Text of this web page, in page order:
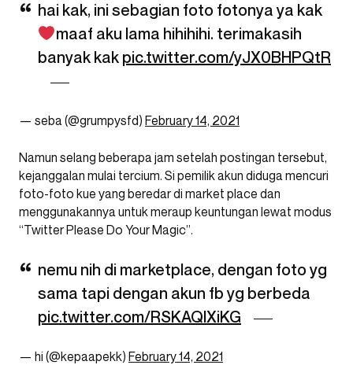
hai kak, ini sebagian foto fotonya ya kak
maaf aku lama hihihihi. terimakasih
banyak kak pic.twitter.com/yJX0BHPQtR
— seba (@grumpysfd) February 14, 2021
Namun selang beberapa jam setelah postingan tersebut,
kejanggalan mulai tercium. Si pemilik akun diduga mencuri
foto-foto kue yang beredar di market place dan
menggunakannya untuk meraup keuntungan lewat modus
“Twitter Please Do Your Magic”.
nemu nih di marketplace, dengan foto yg
sama tapi dengan akun fb yg berbeda
pic.twitter.com/RSKAQlXiKG
— hi (@kepaapekk) February 14, 2021